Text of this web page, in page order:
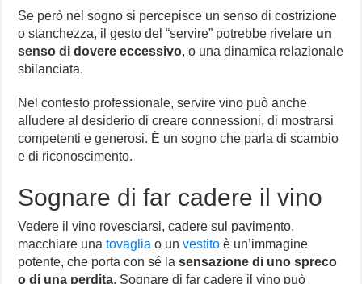
Se però nel sogno si percepisce un senso di costrizione
o stanchezza, il gesto del “servire” potrebbe rivelare un
senso di dovere eccessivo, o una dinamica relazionale
sbilanciata.
Nel contesto professionale, servire vino può anche
alludere al desiderio di creare connessioni, di mostrarsi
competenti e generosi. È un sogno che parla di scambio
e di riconoscimento.
Sognare di far cadere il vino
Vedere il vino rovesciarsi, cadere sul pavimento,
macchiare unatovaglia o unvestito è un’immagine
potente, che porta con sé lasensazione di uno spreco
o di una perdita. Sognare di far cadere il vino può